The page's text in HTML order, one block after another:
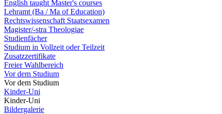
English taught Master's courses
Lehramt (Ba / Ma of Education)
Rechtswissenschaft Staatsexamen
Magister/-stra Theologiae
Studienfächer
Studium in Vollzeit oder Teilzeit
Zusatzzertifikate
Freier Wahlbereich
Vor dem Studium
Vor dem Studium
Kinder-Uni
Kinder-Uni
Bildergalerie